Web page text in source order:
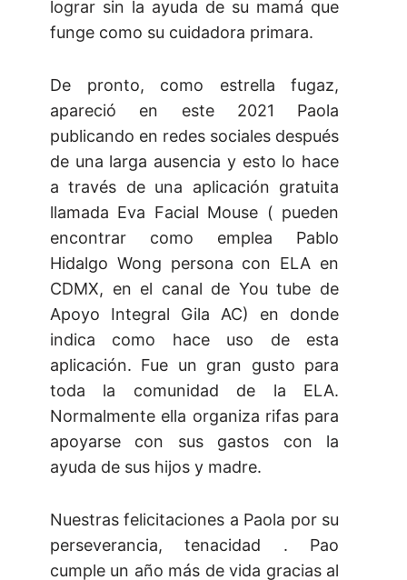
lograr sin la ayuda de su mamá que
funge como su cuidadora primara.
De pronto, como estrella fugaz,
apareció en este 2021 Paola
publicando en redes sociales después
de una larga ausencia y esto lo hace
a través de una aplicación gratuita
llamada Eva Facial Mouse ( pueden
encontrar como emplea Pablo
Hidalgo Wong persona con ELA en
CDMX, en el canal de You tube de
Apoyo Integral Gila AC) en donde
indica como hace uso de esta
aplicación. Fue un gran gusto para
toda la comunidad de la ELA.
Normalmente ella organiza rifas para
apoyarse con sus gastos con la
ayuda de sus hijos y madre.
Nuestras felicitaciones a Paola por su
perseverancia, tenacidad . Pao
cumple un año más de vida gracias al